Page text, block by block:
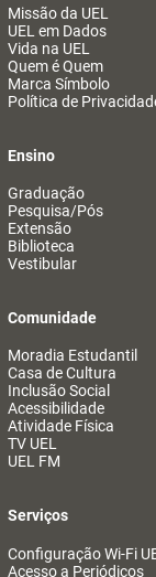
Missão da UEL
UEL em Dados
Vida na UEL
Quem é Quem
Marca Símbolo
Política de
Ensino
Graduação
Pesquisa/Pós
Extensão
Biblioteca
Vestibular
Comunidade
Moradia Estudantil
Casa de Cultura
Inclusão Social
Acessibilidade
Atividade Física
TV UEL
UEL FM
Serviços
Configuração Wi-Fi
Acesso a Periódicos